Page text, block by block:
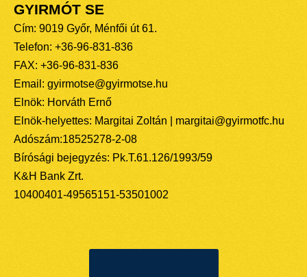
GYIRMÓT SE
Cím: 9019 Győr, Ménfői út 61.
Telefon: +36-96-831-836
FAX: +36-96-831-836
Email: gyirmotse@gyirmotse.hu
Elnök: Horváth Ernő
Elnök-helyettes: Margitai Zoltán | margitai@gyirmotfc.hu
Adószám:18525278-2-08
Bírósági bejegyzés: Pk.T.61.126/1993/59
K&H Bank Zrt.
10400401-49565151-53501002